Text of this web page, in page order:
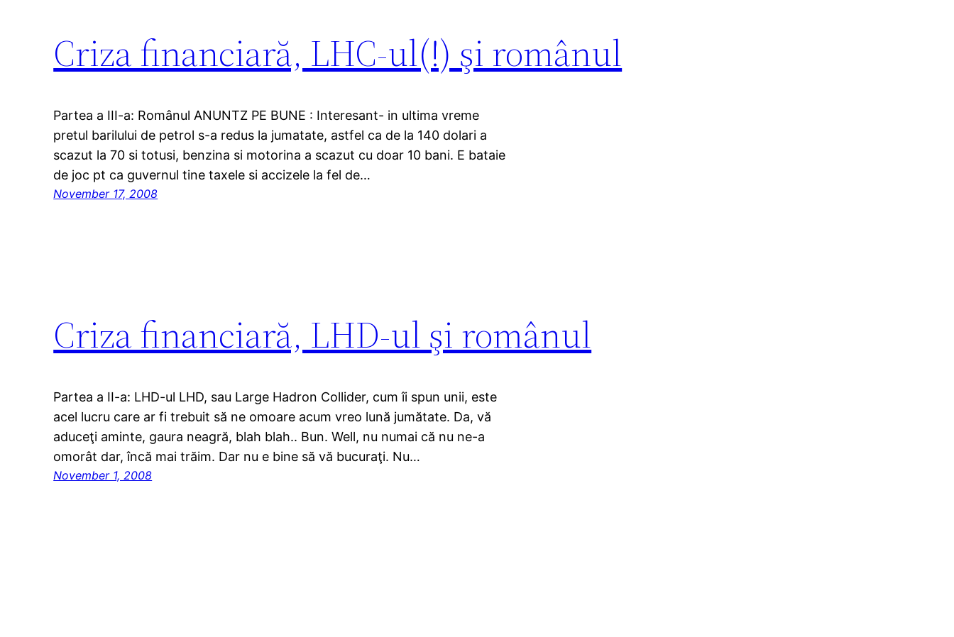
Criza financiară, LHC-ul(!) şi românul
Partea a III-a: Românul ANUNTZ PE BUNE : Interesant- in ultima vreme
pretul barilului de petrol s-a redus la jumatate, astfel ca de la 140 dolari a
scazut la 70 si totusi, benzina si motorina a scazut cu doar 10 bani. E bataie
de joc pt ca guvernul tine taxele si accizele la fel de…
November 17, 2008
Criza financiară, LHD-ul şi românul
Partea a II-a: LHD-ul LHD, sau Large Hadron Collider, cum îi spun unii, este
acel lucru care ar fi trebuit să ne omoare acum vreo lună jumătate. Da, vă
aduceţi aminte, gaura neagră, blah blah.. Bun. Well, nu numai că nu ne-a
omorât dar, încă mai trăim. Dar nu e bine să vă bucuraţi. Nu…
November 1, 2008